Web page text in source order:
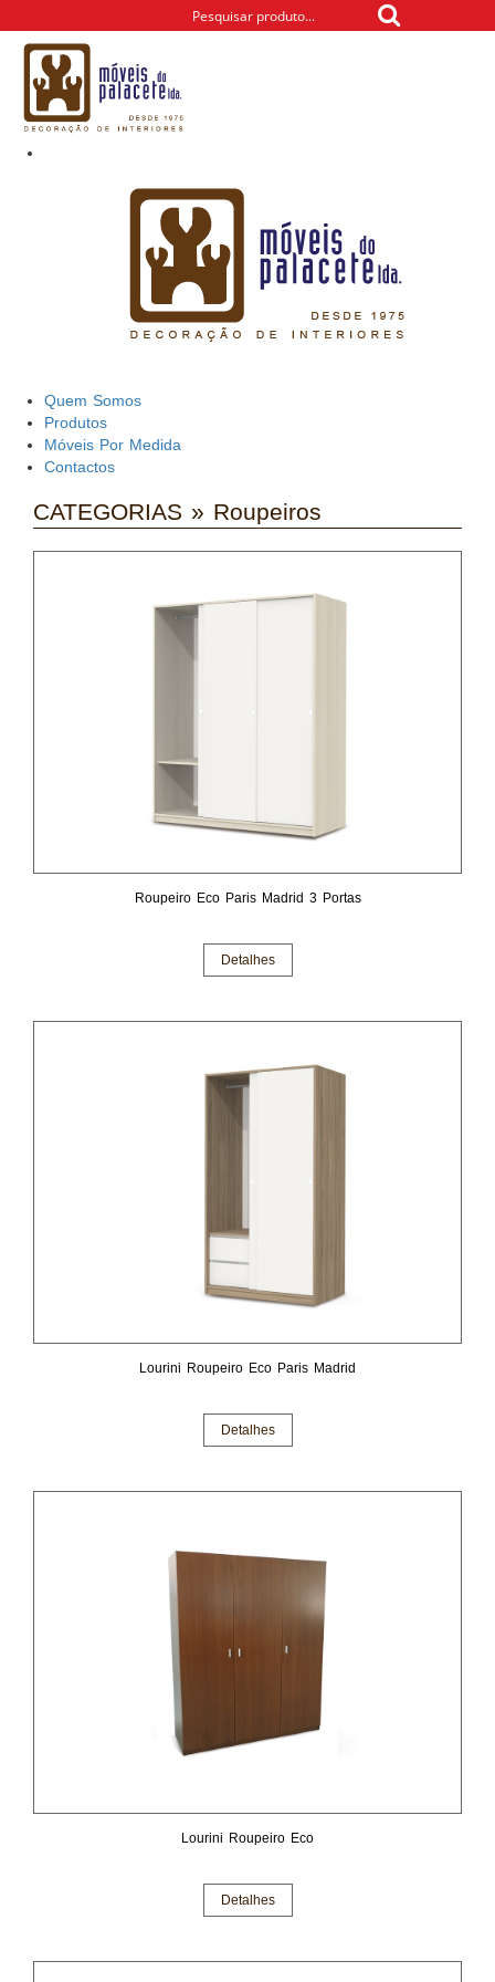
Quem Somos
Produtos
Móveis Por Medida
Contactos
CATEGORIAS » Roupeiros
Roupeiro Eco Paris Madrid 3 Portas
Detalhes
Lourini Roupeiro Eco Paris Madrid
Detalhes
Lourini Roupeiro Eco
Detalhes